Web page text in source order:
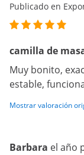
Publicado en
camilla de
Muy bonito,
estable,
Mostrar valoración
Barbara el año